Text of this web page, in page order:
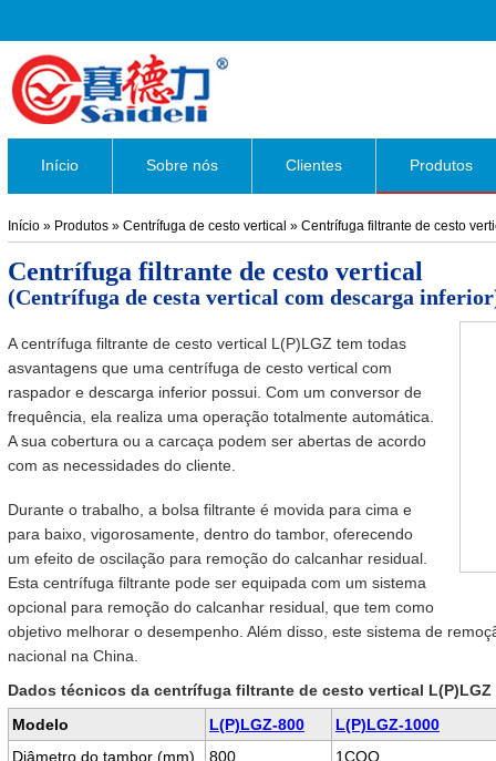
Início Sobre nós Clientes Produtos
Início » Produtos » Centrífuga de cesto vertical » Centrífuga filtrante de cesto
Centrífuga filtrante de cesto vertical
(Centrífuga de cesta vertical com descarga
A centrífuga filtrante de cesto vertical L(P)LGZ tem todas
asvantagens que uma centrífuga de cesto vertical com
raspador e descarga inferior possui. Com um conversor de
frequência, ela realiza uma operação totalmente automática.
A sua cobertura ou a carcaça podem ser abertas de acordo
com as necessidades do cliente.
Durante o trabalho, a bolsa filtrante é movida para cima e
para baixo, vigorosamente, dentro do tambor, oferecendo
um efeito de oscilação para remoção do calcanhar residual.
Esta centrífuga filtrante pode ser equipada com um sistema
opcional para remoção do calcanhar residual, que tem como
objetivo melhorar o desempenho. Além disso, este sistema de
nacional na China.
Dados técnicos da centrífuga filtrante de cesto vertical L(P)LGZ
Modelo
L(P)LGZ-800
L(P)LGZ-1000
Diâmetro do tambor (mm)
800
1COO